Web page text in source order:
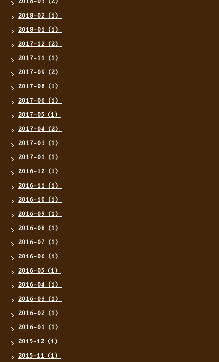
2018-03（2）
2018-02（1）
2018-01（1）
2017-12（2）
2017-11（1）
2017-09（2）
2017-08（1）
2017-06（1）
2017-05（1）
2017-04（2）
2017-03（1）
2017-01（1）
2016-12（1）
2016-11（1）
2016-10（1）
2016-09（1）
2016-08（1）
2016-07（1）
2016-06（1）
2016-05（1）
2016-04（1）
2016-03（1）
2016-02（1）
2016-01（1）
2015-12（1）
2015-11（1）